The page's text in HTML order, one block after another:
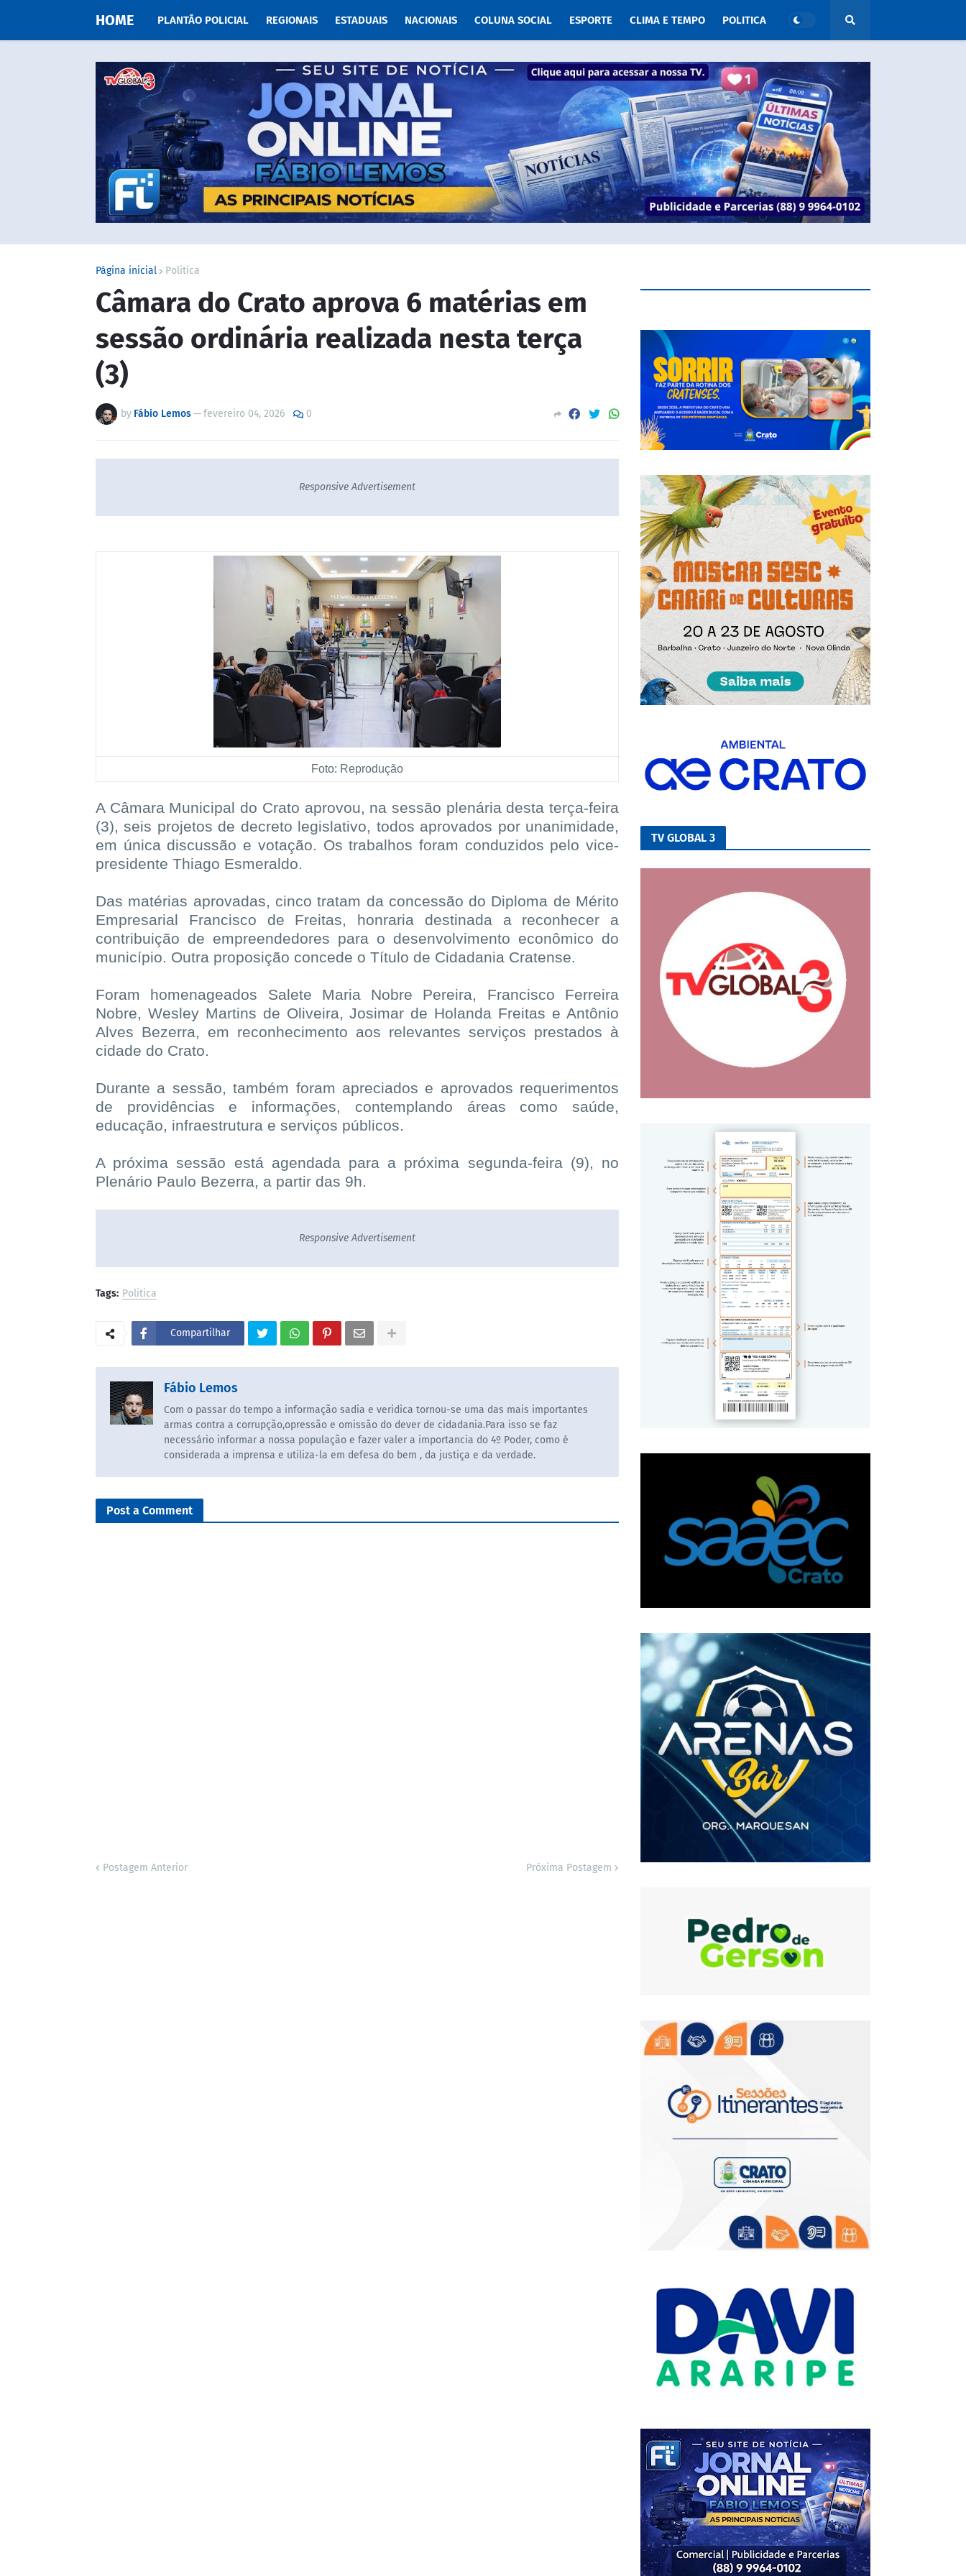
HOME PLANTÃO POLICIAL REGIONAIS ESTADUAIS NACIONAIS COLUNA SOCIAL ESPORTE CLIMA E TEMPO POLITICA
Página inicial Politica
Câmara do Crato aprova 6 matérias em
sessão ordinária realizada nesta terça
(3)
by Fábio Lemos—fevereiro 04, 2026 0
Responsive Advertisement
Foto: Reprodução
A Câmara Municipal do Crato aprovou, na sessão plenária desta terça-feira
(3), seis projetos de decreto legislativo, todos aprovados por unanimidade,
em única discussão e votação. Os trabalhos foram conduzidos pelo vice-
presidente Thiago Esmeraldo.
Das matérias aprovadas, cinco tratam da concessão do Diploma de Mérito
Empresarial Francisco de Freitas, honraria destinada a reconhecer a
contribuição de empreendedores para o desenvolvimento econômico do
município. Outra proposição concede o Título de Cidadania Cratense.
Foram homenageados Salete Maria Nobre Pereira, Francisco Ferreira
Nobre, Wesley Martins de Oliveira, Josimar de Holanda Freitas e Antônio
Alves Bezerra, em reconhecimento aos relevantes serviços prestados à
cidade do Crato.
Durante a sessão, também foram apreciados e aprovados requerimentos
de providências e informações, contemplando áreas como saúde,
educação, infraestrutura e serviços públicos.
A próxima sessão está agendada para a próxima segunda-feira (9), no
Plenário Paulo Bezerra, a partir das 9h.
Responsive Advertisement
Tags: Politica
Compartilhar
Fábio Lemos
Com o passar do tempo a informação sadia e veridica tornou-se uma das mais importantes
armas contra a corrupção,opressão e omissão do dever de cidadania.Para isso se faz
necessário informar a nossa população e fazer valer a importancia do 4º Poder, como é
considerada a imprensa e utiliza-la em defesa do bem , da justiça e da verdade.
Post a Comment
Postagem Anterior Próxima Postagem
TV GLOBAL 3